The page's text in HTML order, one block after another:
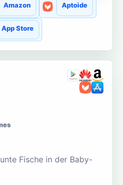
Amazon Aptoide
App Store
Fische in der Baby-